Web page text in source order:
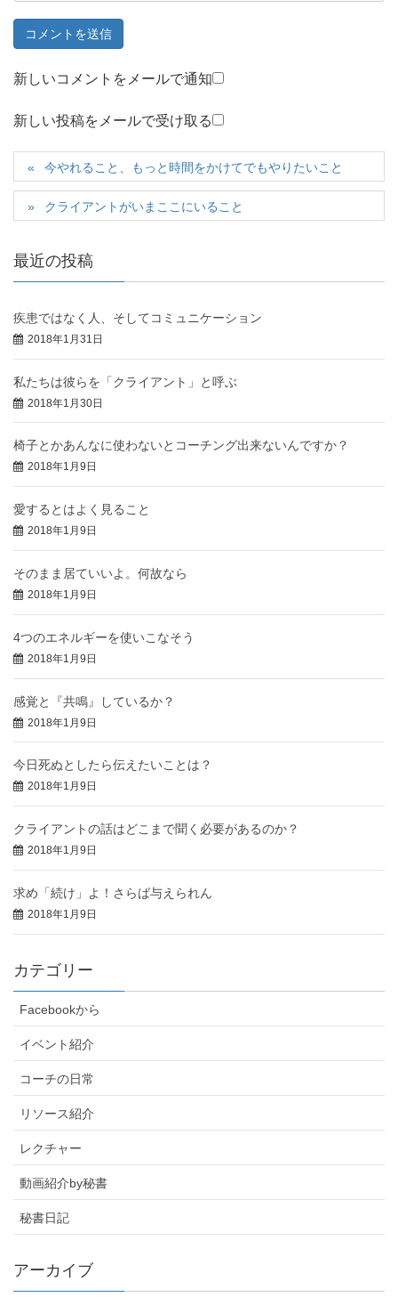
新しいコメントをメールで通知
新しい投稿をメールで受け取る
今やれること、もっと時間をかけてでもやりたいこと
クライアントがいまここにいること
最近の投稿
疾患ではなく人、そしてコミュニケーション
2018年1月31日
私たちは彼らを「クライアント」と呼ぶ
2018年1月30日
椅子とかあんなに使わないとコーチング出来ないんですか？
2018年1月9日
愛するとはよく見ること
2018年1月9日
そのまま居ていいよ。何故なら
2018年1月9日
4つのエネルギーを使いこなそう
2018年1月9日
感覚と『共鳴』しているか？
2018年1月9日
今日死ぬとしたら伝えたいことは？
2018年1月9日
クライアントの話はどこまで聞く必要があるのか？
2018年1月9日
求め「続け」よ！さらば与えられん
2018年1月9日
カテゴリー
Facebookから
イベント紹介
コーチの日常
リソース紹介
レクチャー
動画紹介by秘書
秘書日記
アーカイブ